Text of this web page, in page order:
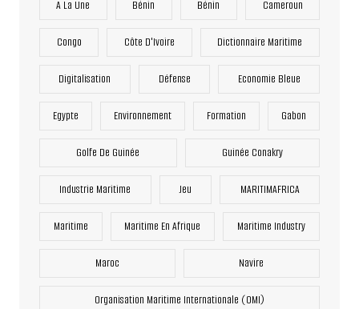
A La Une Bénin Bénin Cameroun
Congo Côte D'Ivoire Dictionnaire Maritime
Digitalisation Défense Economie Bleue
Egypte Environnement Formation Gabon
Golfe De Guinée Guinée Conakry
Industrie Maritime Jeu MARITIMAFRICA
Maritime Maritime En Afrique Maritime Industry
Maroc Navire
Organisation Maritime Internationale (OMI)